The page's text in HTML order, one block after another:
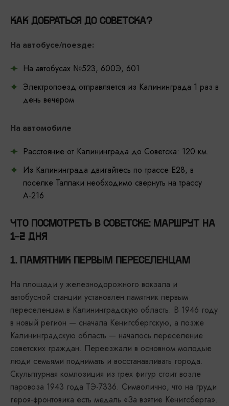
КАК ДОБРАТЬСЯ ДО СОВЕТСКА?
На автобусе/поезде:
На автобусах №523, 600Э, 601
Электропоезд отправляется из Калининграда 1 раз в
день вечером
На автомобиле
Расстояние от Калининграда до Советска: 120 км.
Из Калининграда двигайтесь по трассе Е28, в
поселке Талпаки необходимо свернуть на трассу
А-216
ЧТО ПОСМОТРЕТЬ В СОВЕТСКЕ: МАРШРУТ НА
1-2 ДНЯ
1. ПАМЯТНИК ПЕРВЫМ ПЕРЕСЕЛЕНЦАМ
На площади у железнодорожного вокзала и
автобусной станции установлен памятник первым
переселенцам в Калининградскую область. В 1946 году
в новый регион — сначала Кенигсбергскую, а позже
Калининградскую область — началось переселение
советских граждан. Переезжали в основном молодые
люди семьями поднимать и восстанавливать города.
Скульптурная композиция из трех фигур стоит возле
паровоза 1943 года ТЭ-7336. Символично, что на груди
героя-фронтовика есть медаль «За взятие Кёнигсберга».